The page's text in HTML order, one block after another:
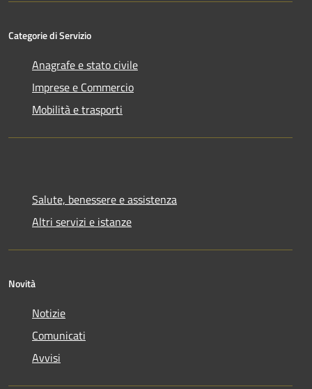
Categorie di Servizio
Anagrafe e stato civile
Imprese e Commercio
Mobilità e trasporti
Salute, benessere e assistenza
Altri servizi e istanze
Novità
Notizie
Comunicati
Avvisi